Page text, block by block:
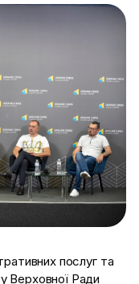
послуг та
Верховної Ради